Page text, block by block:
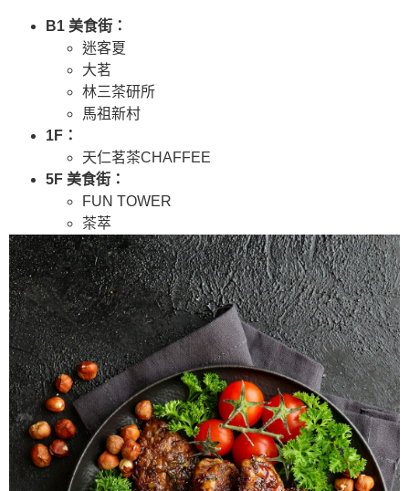
B1 美食街：
迷客夏
大茗
林三茶研所
馬祖新村
1F：
天仁茗茶CHAFFEE
5F 美食街：
FUN TOWER
茶萃